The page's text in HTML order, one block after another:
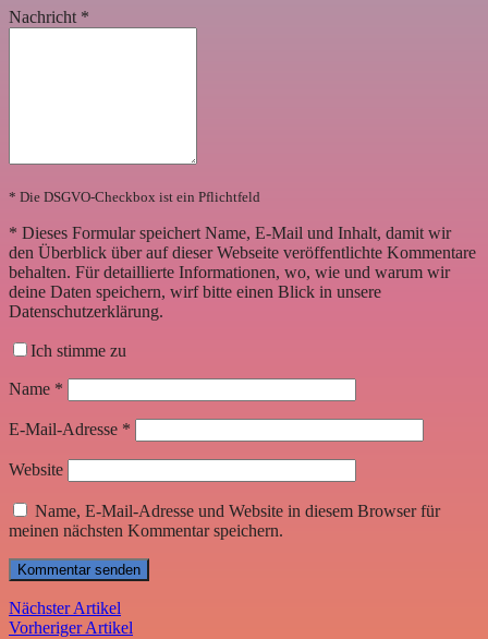
Nachricht *
* Die DSGVO-Checkbox ist ein Pflichtfeld
* Dieses Formular speichert Name, E-Mail und Inhalt, damit wir
den Überblick über auf dieser Webseite veröffentlichte Kommentare
behalten. Für detaillierte Informationen, wo, wie und warum wir
deine Daten speichern, wirf bitte einen Blick in unsere
Datenschutzerklärung.
Ich stimme zu
Name *
E-Mail-Adresse *
Website
Name, E-Mail-Adresse und Website in diesem Browser für
meinen nächsten Kommentar speichern.
Nächster Artikel
Vorheriger Artikel